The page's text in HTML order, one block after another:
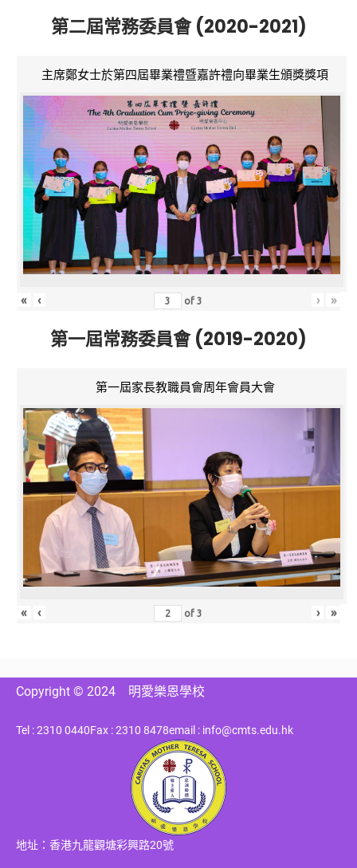
第二屆常務委員會 (2020-2021)
主席鄭女士於第四屆畢業禮暨嘉許禮向畢業生頒獎獎項
« ‹ of3 › »
第一屆常務委員會 (2019-2020)
第一屆家長教職員會周年會員大會
« ‹ of3 › »
Copyright © 2024 明愛樂恩學校
Tel : 2310 0440Fax : 2310 8478email : info@cmts.edu.hk
地址：香港九龍觀塘彩興路20號